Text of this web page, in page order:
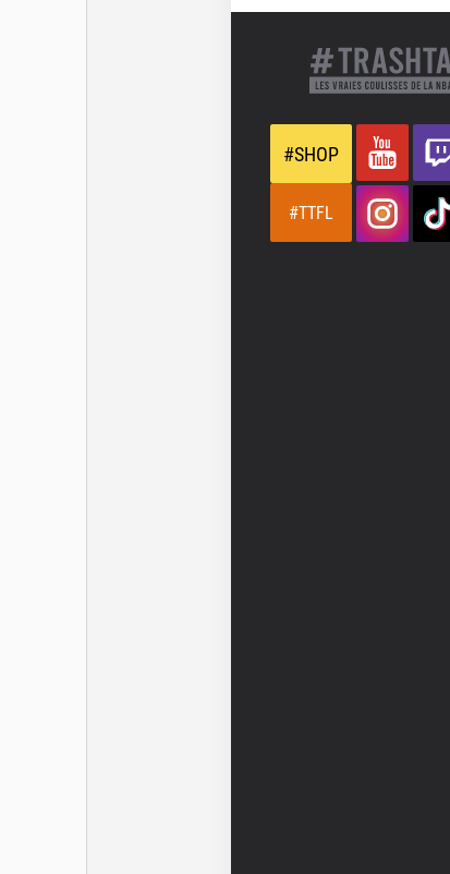
#SHOP
#TTFL